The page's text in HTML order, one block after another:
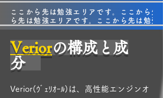
低いコストは徹底して削減してい
ます。 その点はどうかご理解・ご
容赦いただければと思います。
対してそのような見解を持つ方を
少なからず目にします。 スラッジ
やカーボンを清浄した後のそのゴ
ミが時間経過でいずれフィルター
を詰まらせるのではないか?という
懸念です。 しかし、Veriorでは高
分散剤）を採用していますので、
ここから先は勉強エリアです。
ら先は勉強エリアです。ここか
Veriorの構成と成
分
Verior(ｳﾞｪﾘｵｰﾙ)は、高性能エンジンオ